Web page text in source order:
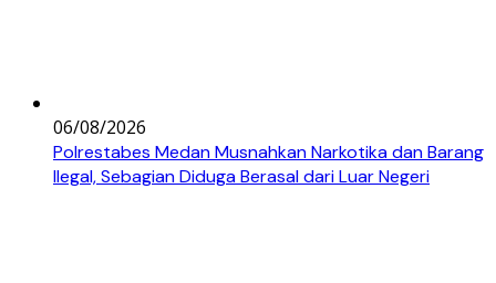
06/08/2026
Polrestabes Medan Musnahkan Narkotika dan Barang
Ilegal, Sebagian Diduga Berasal dari Luar Negeri